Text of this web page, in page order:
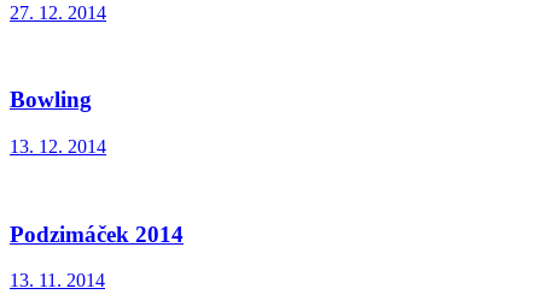
27. 12. 2014
Bowling
13. 12. 2014
Podzimáček 2014
13. 11. 2014